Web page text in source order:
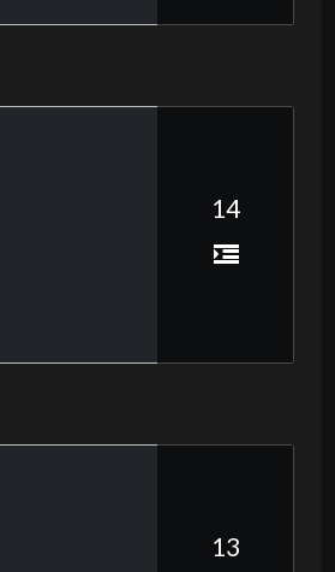
14
13